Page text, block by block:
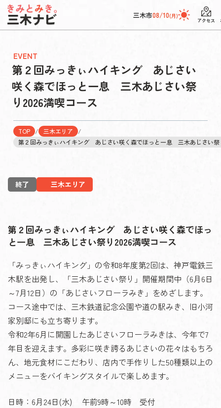
三木市08/10(月)
アクセス
EVENT
第２回みっきぃハイキング あじさい
咲く森でほっと一息 三木あじさい祭
り2026満喫コース
TOP / 三木エリア
/
第２回みっきぃハイキング あじさい咲く森でほっと一息 三木あじさい祭
終了 三木エリア
第２回みっきぃハイキング あじさい咲く森でほっ
と一息 三木あじさい祭り2026満喫コース
「みっきぃハイキング」の令和8年度第2回は、神戸電鉄三
木駅を出発し、「三木あじさい祭り」開催期間中（6月6日
～7月12日）の「あじさいフローラみき」をめざします。
コース途中では、三木鉄道記念公園や道の駅みき、旧小河
家別邸にも立ち寄ります。
令和2年6月に開園したあじさいフローラみきは、今年で7
年目を迎えます。多彩に咲き誇るあじさいの花々はもちろ
ん、地元食材にこだわり、店内で手作りした50種類以上の
メニューをバイキングスタイルで楽しめます。
日時：6月24日(水) 午前9時～10時 受付